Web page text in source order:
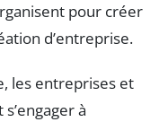
pour créer
d’entreprise.
les entreprises et
à